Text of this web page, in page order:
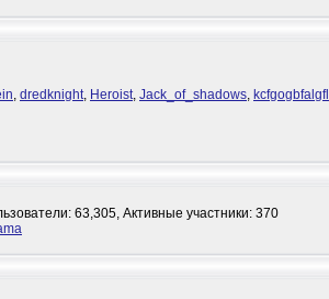
dredknight Heroist Jack_of_shadows kcfgogbfalgfl
63,305, Активные участники: 370